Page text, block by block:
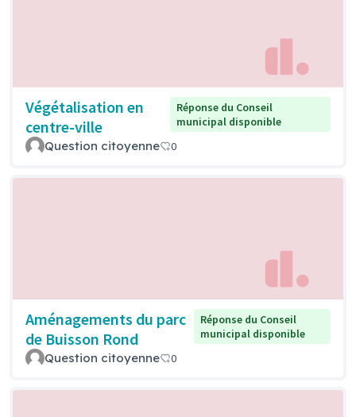
Végétalisation en
centre-ville
Réponse du Conseil
municipal disponible
Question citoyenne 0
Aménagements du parc
de Buisson Rond
Réponse du Conseil
municipal disponible
Question citoyenne 0